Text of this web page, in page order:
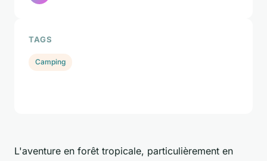
L'aventure en forêt tropicale, particulièrement en
TAGS
Camping